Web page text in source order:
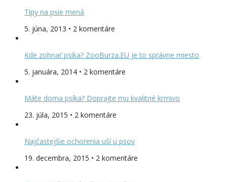
Tipy na psie mená
5. júna, 2013 • 2 komentáre
Kde zohnať psíka? ZooBurza.EU je to správne miesto
5. januára, 2014 • 2 komentáre
Máte doma psíka? Doprajte mu kvalitné krmivo
23. júla, 2015 • 2 komentáre
Najčastejšie ochorenia uší u psov
19. decembra, 2015 • 2 komentáre